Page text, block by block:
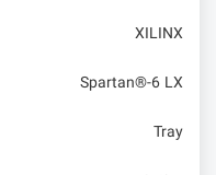
XILINX
Spartan®-6 LX
Tray